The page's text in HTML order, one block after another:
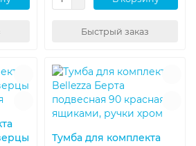
Быстрый заказ
Тумба для комплекта